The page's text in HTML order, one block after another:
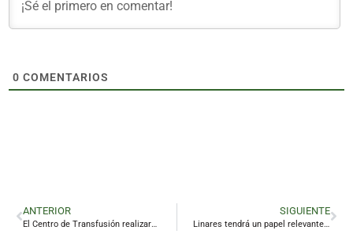
0 COMENTARIOS
ANTERIOR
El Centro de Transfusión realizará en la provincia 38 colectas de sangre en febrero
SIGUIENTE
Linares tendrá un papel relevante en la aventura política de Levanta Jaén